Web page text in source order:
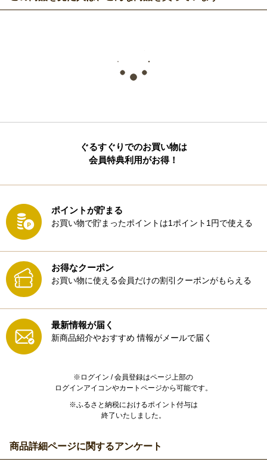
ぐるすぐりでのお買い物は
会員特典利用がお得！
ポイントが貯まる
お買い物で貯まったポイントは1ポイント1円で使える
お得なクーポン
お買い物に使える会員だけの割引クーポンがもらえる
最新情報が届く
新商品紹介やおすすめ 情報がメールで届く
※ログイン / 会員登録はページ上部の
ログインアイコンやカートページから可能です。
※ふるさと納税におけるポイント付与は
終了いたしました。
商品詳細ページに関するアンケート